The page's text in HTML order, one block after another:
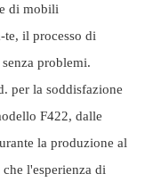
di mobili
te, il processo di
problemi.
per la soddisfazione
F422, dalle
la produzione al
l'esperienza di